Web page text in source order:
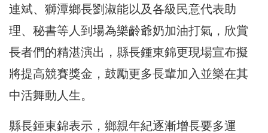
連斌、獅潭鄉長劉淑能以及各級民意代表助
理、秘書等人到場為樂齡爺奶加油打氣，欣賞
長者們的精湛演出，縣長鍾東錦更現場宣布擬
將提高競賽獎金，鼓勵更多長輩加入並樂在其
中活舞動人生。
縣長鍾東錦表示，鄉親年紀逐漸增長要多運